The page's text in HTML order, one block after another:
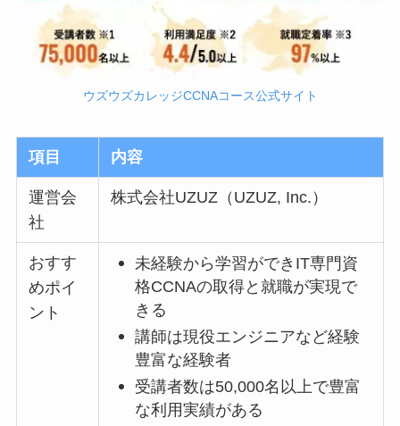
ウズウズカレッジCCNAコース公式サイト
項目 内容
運営会
社
株式会社UZUZ（UZUZ, Inc.）
おすす
めポイ
ント
未経験から学習ができIT専門資
格CCNAの取得と就職が実現で
きる
講師は現役エンジニアなど経験
豊富な経験者
受講者数は50,000名以上で豊富
な利用実績がある